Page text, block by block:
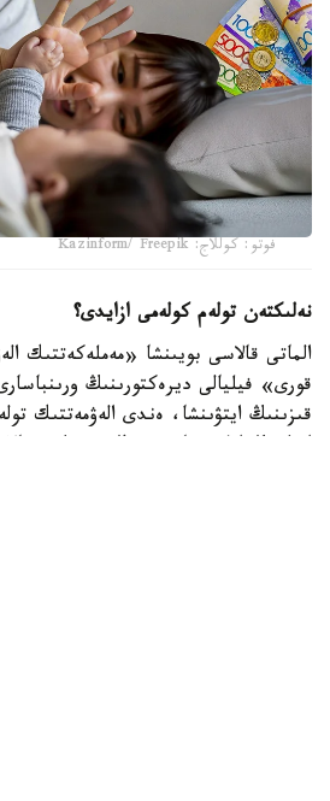
فوتو: كوللاج: Kazinform/ Freepik
نەلىكتەن تولەم كولەمى ازايدى؟
الماتى قالاسى بويىنشا «مەملەكەتتىك
قورى» فيليالى ديرەكتورىنىڭ
قىزىنىڭ ايتۋىنشا، ەندى الەۋمەتتىك